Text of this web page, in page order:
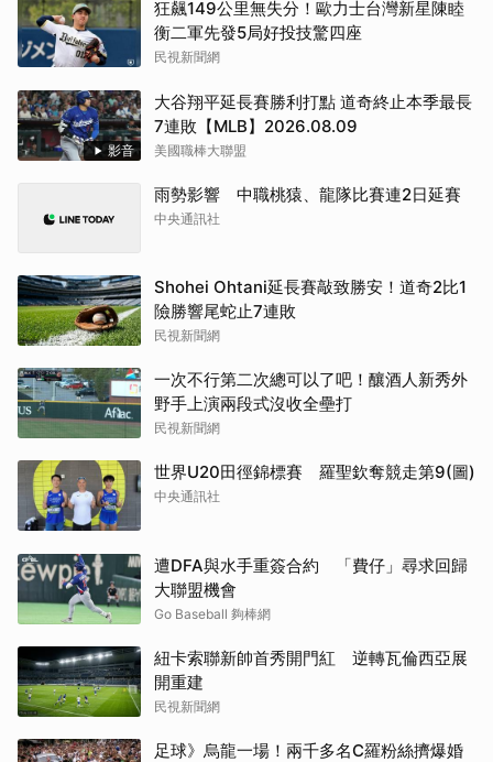
狂飆149公里無失分！歐力士台灣新星陳睦
衡二軍先發5局好投技驚四座
民視新聞網
影音
大谷翔平延長賽勝利打點 道奇終止本季最長
7連敗【MLB】2026.08.09
美國職棒大聯盟
雨勢影響 中職桃猿、龍隊比賽連2日延賽
中央通訊社
Shohei Ohtani延長賽敲致勝安！道奇2比1
險勝響尾蛇止7連敗
民視新聞網
一次不行第二次總可以了吧！釀酒人新秀外
野手上演兩段式沒收全壘打
民視新聞網
世界U20田徑錦標賽 羅聖欽奪競走第9(圖)
中央通訊社
遭DFA與水手重簽合約 「費仔」尋求回歸
大聯盟機會
Go Baseball 夠棒網
紐卡索聯新帥首秀開門紅 逆轉瓦倫西亞展
開重建
民視新聞網
足球》烏龍一場！兩千多名C羅粉絲擠爆婚